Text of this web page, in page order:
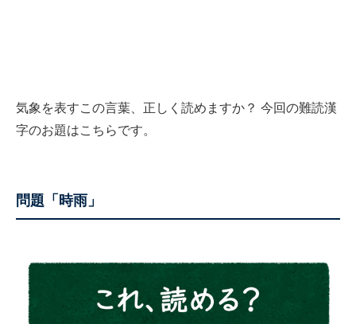
気象を表すこの言葉、正しく読めますか？ 今回の難読漢
字のお題はこちらです。
問題「時雨」